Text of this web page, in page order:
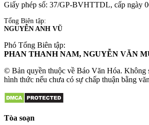
Giấy phép số: 37/GP-BVHTTDL, cấp ngày
Tổng Biên tập:
NGUYỄN ANH VŨ
Phó Tổng Biên tập:
PHAN THANH NAM, NGUYỄN VĂN
© Bản quyền thuộc về Báo Văn Hóa. Không
hình thức nếu chưa có sự chấp thuận bằng
Tòa soạn